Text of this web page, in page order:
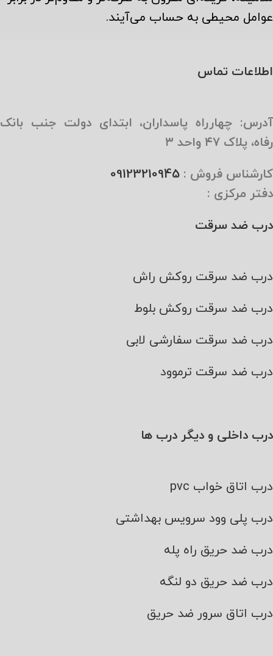
عوامل محیطی به حساب می‌آیند.
اطلاعات تماس
آدرس: چهارراه پاسداران، ابتدای دولت جنب بانک
رفاه، پلاک ۴۷ واحد ۳
کارشناس فروش : 09123210945
دفتر مرکزی :
درب ضد سرقت
درب ضد سرقت روکش راش
درب ضد سرقت روکش بلوط
درب ضد سرقت سفارشی لابی
درب ضد سرقت ترموود
درب داخلی و دیگر درب ها
درب اتاق خواب pvc
درب پلی وود سرویس بهداشتی
درب ضد حریق راه پله
درب ضد حریق دو لنگه
درب اتاق سرور ضد حریق